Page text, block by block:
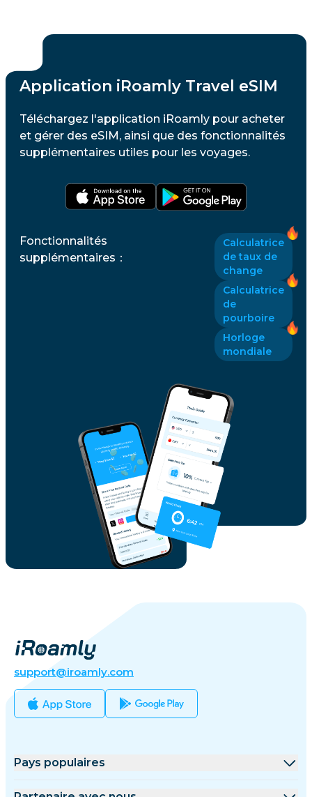
Application iRoamly Travel eSIM
Téléchargez l'application iRoamly pour acheter
et gérer des eSIM, ainsi que des fonctionnalités
supplémentaires utiles pour les voyages.
Fonctionnalités
supplémentaires ：
Calculatrice
de taux de
change
Calculatrice
de
pourboire
Horloge
mondiale
support@iroamly.com
Pays populaires
États-Unis